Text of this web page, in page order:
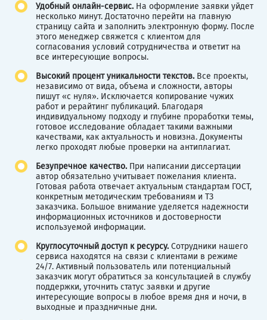
Удобный онлайн-сервис. На оформление заявки уйдет
несколько минут. Достаточно перейти на главную
страницу сайта и заполнить электронную форму. После
этого менеджер свяжется с клиентом для
согласования условий сотрудничества и ответит на
все интересующие вопросы.
Высокий процент уникальности текстов. Все проекты,
независимо от вида, объема и сложности, авторы
пишут «с нуля». Исключается копирование чужих
работ и рерайтинг публикаций. Благодаря
индивидуальному подходу и глубине проработки темы,
готовое исследование обладает такими важными
качествами, как актуальность и новизна. Документы
легко проходят любые проверки на антиплагиат.
Безупречное качество.При написании диссертации
автор обязательно учитывает пожелания клиента.
Готовая работа отвечает актуальным стандартам ГОСТ,
конкретным методическим требованиям и ТЗ
заказчика. Большое внимание уделяется надежности
информационных источников и достоверности
используемой информации.
Круглосуточный доступ к ресурсу.Сотрудники нашего
сервиса находятся на связи с клиентами в режиме
24/7. Активный пользователь или потенциальный
заказчик могут обратиться за консультацией в службу
поддержки, уточнить статус заявки и другие
интересующие вопросы в любое время дня и ночи, в
выходные и праздничные дни.